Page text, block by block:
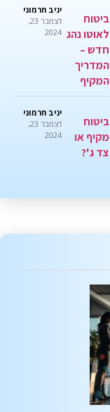
ביטוח
לאוטו נהג
חדש –
המדריך
המקיף
יניב חרמוני
דצמבר 23,
2024
ביטוח
מקיף או
צד ג'?
יניב חרמוני
דצמבר 23,
2024